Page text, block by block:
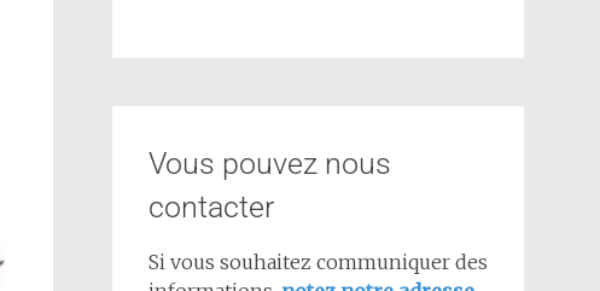
Vous pouvez nous
contacter
Si vous souhaitez communiquer des